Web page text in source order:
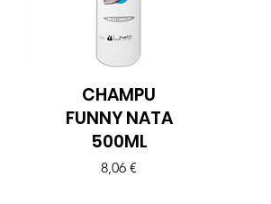
Vista rápida
CHAMPU
FUNNY NATA
500ML
Precio
8,06 €